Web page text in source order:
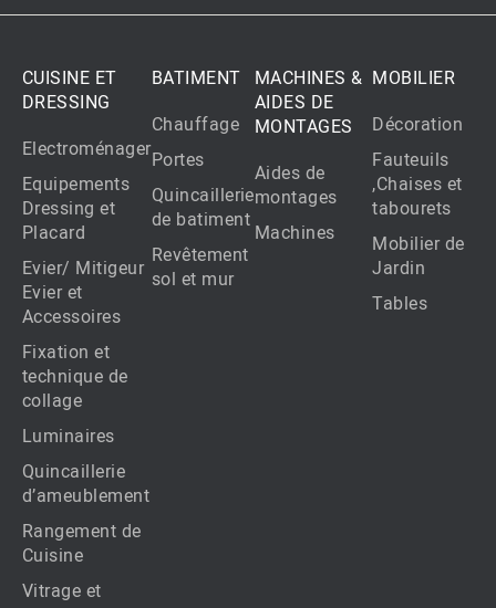
CUISINE ET
DRESSING
Electroménager
Equipements
Dressing et
Placard
Evier/ Mitigeur
Evier et
Accessoires
Fixation et
technique de
collage
Luminaires
Quincaillerie
d’ameublement
Rangement de
Cuisine
Vitrage et
BATIMENT
Chauffage
Portes
Quincaillerie
de batiment
Revêtement
sol et mur
MACHINES &
AIDES DE
MONTAGES
Aides de
montages
Machines
MOBILIER
Décoration
Fauteuils
,Chaises et
tabourets
Mobilier de
Jardin
Tables